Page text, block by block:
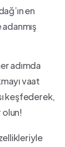
en
adımda
vaat
keşfederek,‍
olun!